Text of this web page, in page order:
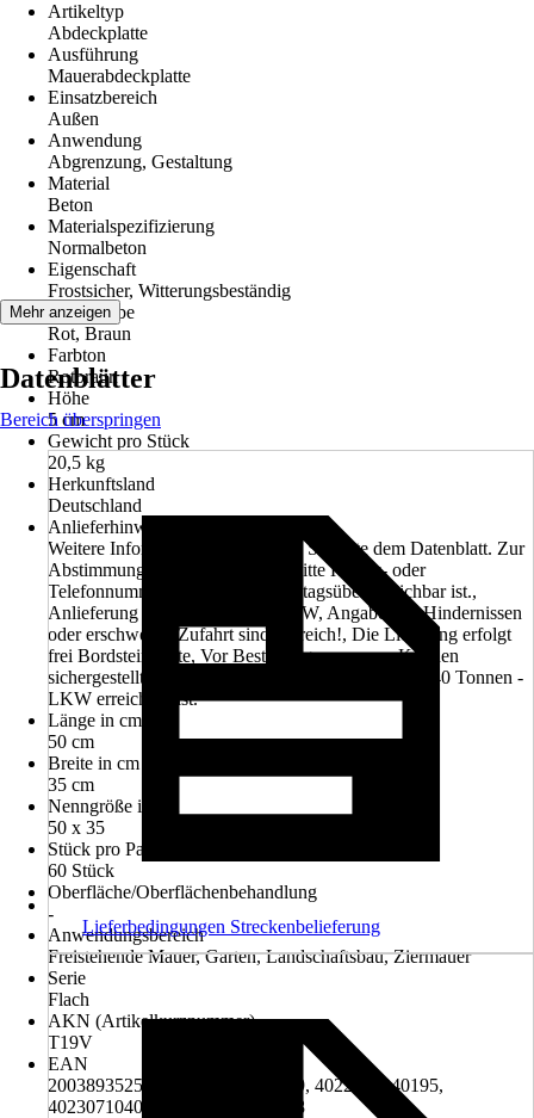
Artikeltyp
Abdeckplatte
Ausführung
Mauerabdeckplatte
Einsatzbereich
Außen
Anwendung
Abgrenzung, Gestaltung
Material
Beton
Materialspezifizierung
Normalbeton
Eigenschaft
Frostsicher, Witterungsbeständig
Grundfarbe
Rot, Braun
Farbton
Rotbraun
Höhe
5 cm
Gewicht pro Stück
20,5 kg
Herkunftsland
Deutschland
Anlieferhinweis
Weitere Informationen entnehmen Sie bitte dem Datenblatt. Zur
Abstimmung des Liefertermines bitte Handy- oder
Telefonnummer angeben, welche tagsüber erreichbar ist.,
Anlieferung erfolgt mit einem LKW, Angaben zu Hindernissen
oder erschwerter Zufahrt sind hilfreich!, Die Lieferung erfolgt
frei Bordsteinkante, Vor Bestellung muss vom Kunden
sichergestellt sein, dass die Entladestelle mit einem 40 Tonnen -
LKW erreichbar ist.
Länge in cm
50 cm
Breite in cm
35 cm
Nenngröße in cm
50 x 35
Stück pro Palette
60 Stück
Oberfläche/Oberflächenbehandlung
-
Anwendungsbereich
Freistehende Mauer, Garten, Landschaftsbau, Ziermauer
Serie
Flach
AKN (Artikelkurznummer)
T19V
EAN
2003893525009, 4022748040199, 4022841040195,
4023071040191, 4040934100588
Mehr anzeigen
Datenblätter
Bereich überspringen
Lieferbedingungen Streckenbelieferung